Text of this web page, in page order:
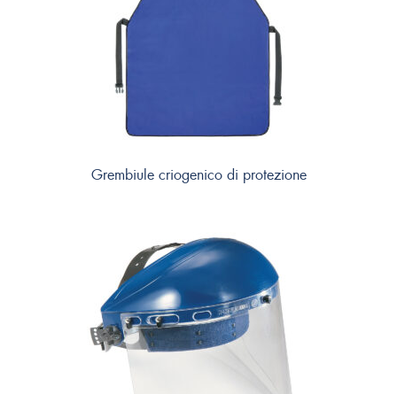
Grembiule criogenico di protezione